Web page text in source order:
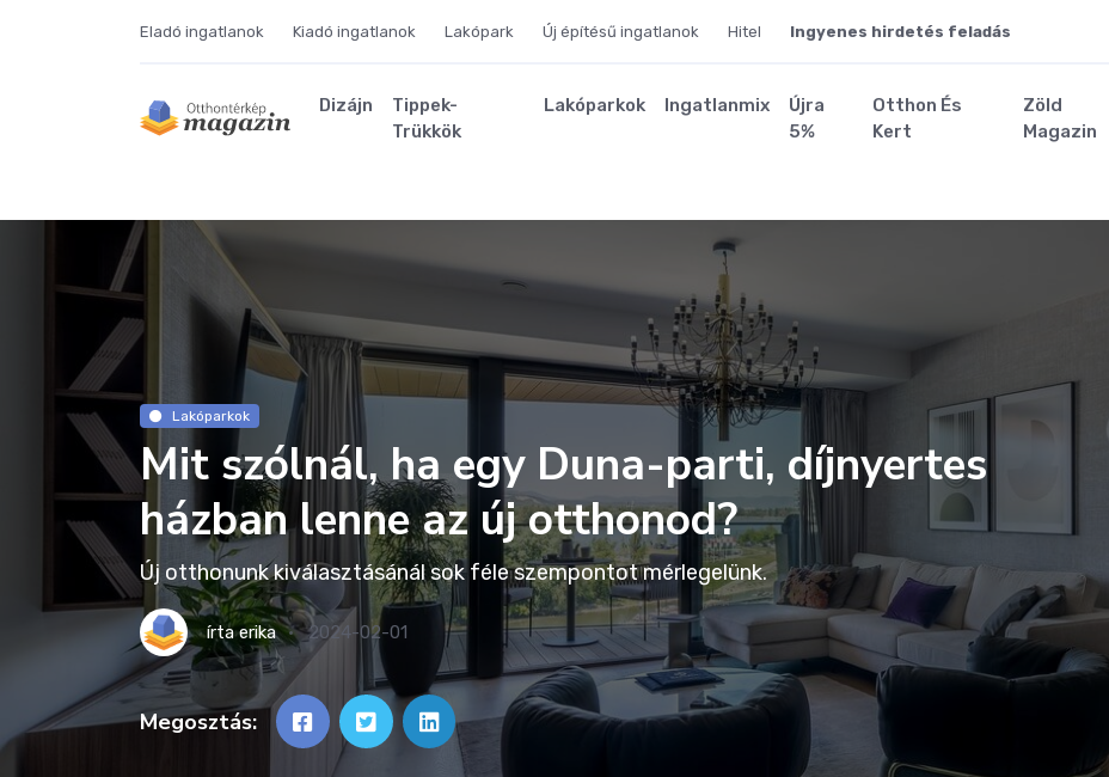
Eladó ingatlanok Kiadó ingatlanok Lakópark Új építésű ingatlanok Hitel Ingyenes hirdetés feladás
Dizájn
Tippek-
Trükkök
Lakóparkok Ingatlanmix
Újra
5%
Otthon És
Kert
Zöld
Magazin
Lakóparkok
Mit szólnál, ha egy Duna-parti, díjnyertes
házban lenne az új otthonod?
Új otthonunk kiválasztásánál sok féle szempontot mérlegelünk.
írtaerika 2024-02-01
Megosztás: